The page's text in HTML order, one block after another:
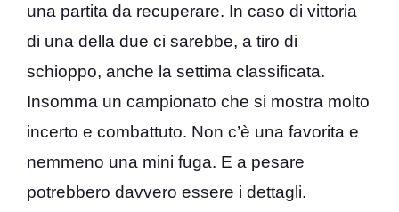
una partita da recuperare. In caso di vittoria
di una della due ci sarebbe, a tiro di
schioppo, anche la settima classificata.
Insomma un campionato che si mostra molto
incerto e combattuto. Non c’è una favorita e
nemmeno una mini fuga. E a pesare
potrebbero davvero essere i dettagli.